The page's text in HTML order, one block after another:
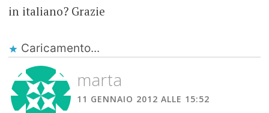
in italiano? Grazie
Caricamento...
marta
11 GENNAIO 2012 ALLE 15:52